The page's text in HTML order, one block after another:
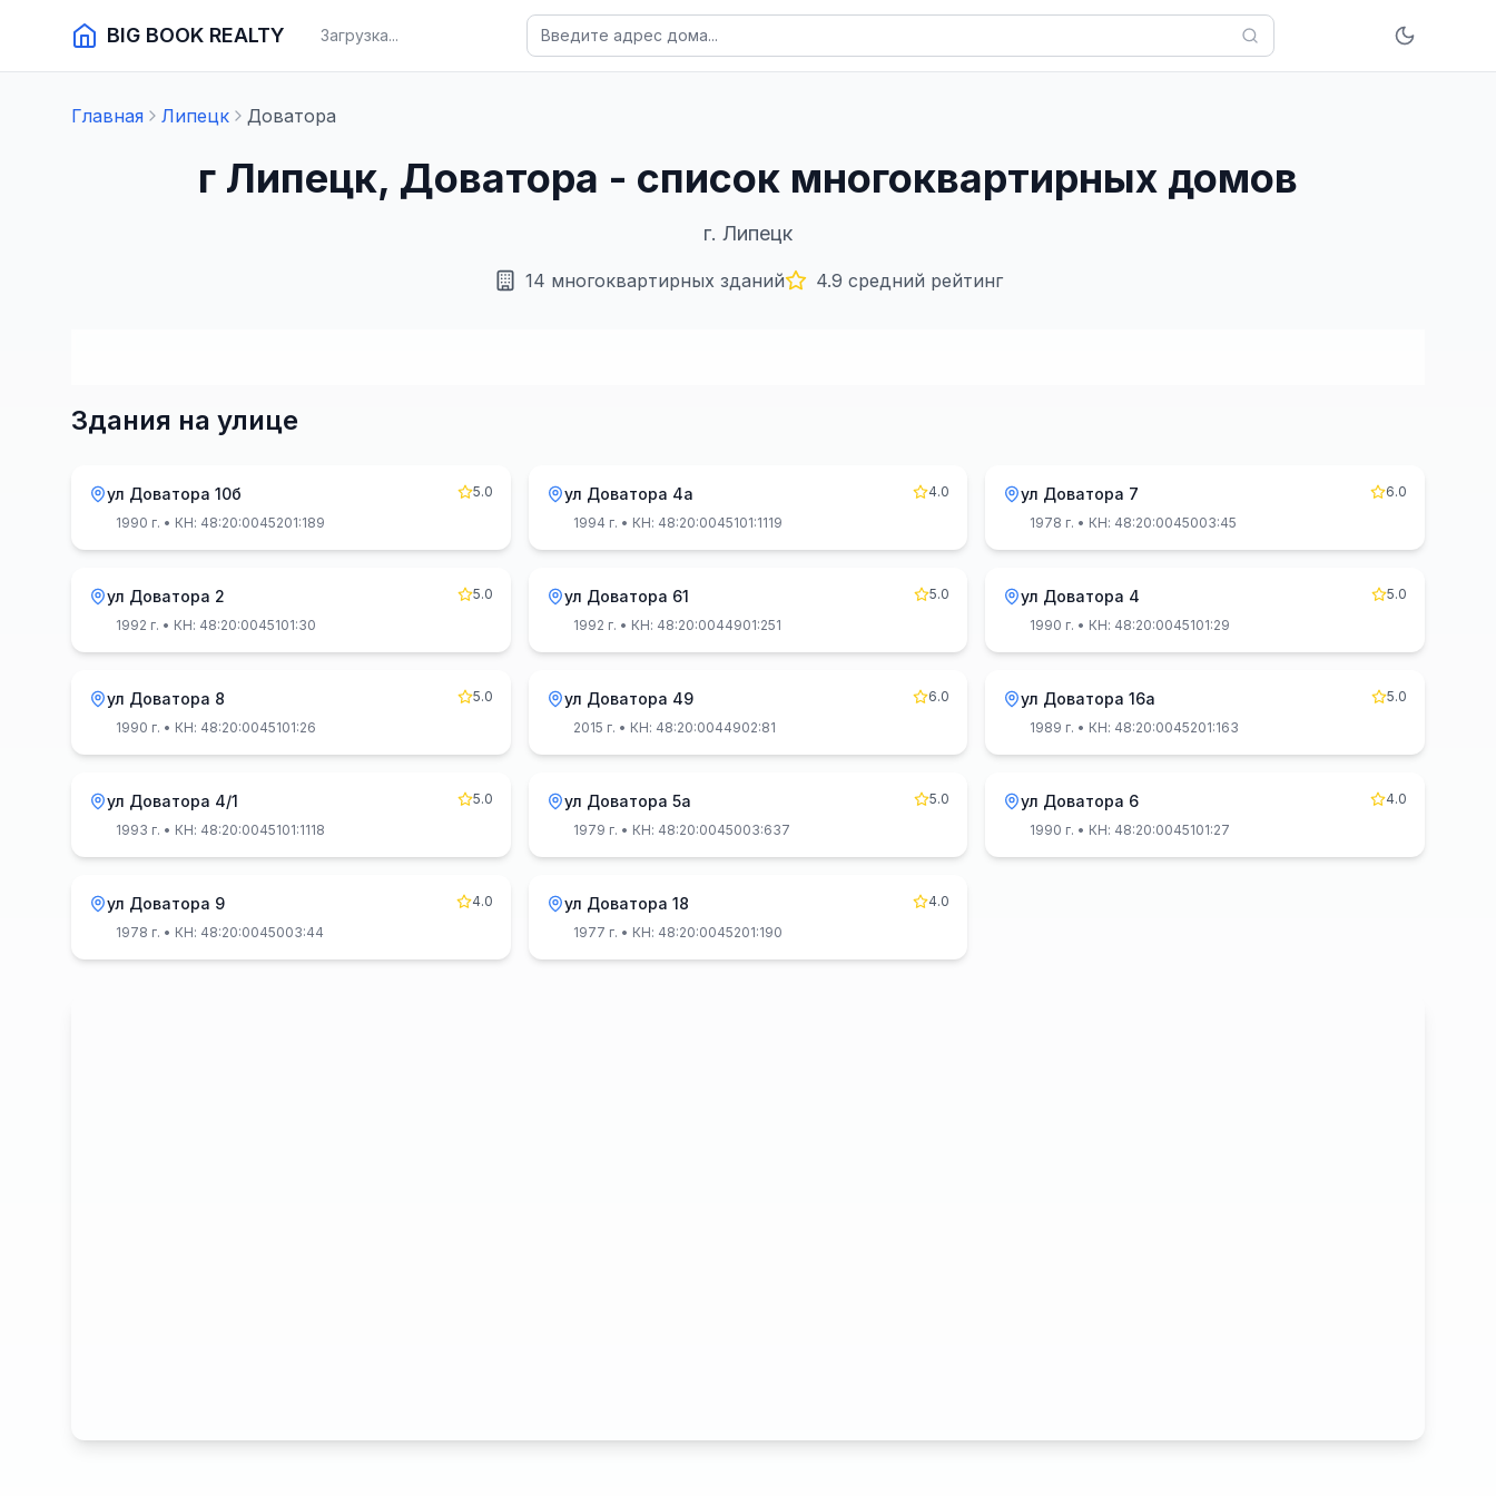
BIG BOOK REALTY Загрузка...
Главная Липецк Доватора
г Липецк, Доватора - список многоквартирных домов
г. Липецк
14 многоквартирных зданий 4.9 средний рейтинг
Здания на улице
ул Доватора 10б
5.0
1990 г. • КН: 48:20:0045201:189
ул Доватора 4а
4.0
1994 г. • КН: 48:20:0045101:1119
ул Доватора 7
6.0
1978 г. • КН: 48:20:0045003:45
ул Доватора 2
5.0
1992 г. • КН: 48:20:0045101:30
ул Доватора 61
5.0
1992 г. • КН: 48:20:0044901:251
ул Доватора 4
5.0
1990 г. • КН: 48:20:0045101:29
ул Доватора 8
5.0
1990 г. • КН: 48:20:0045101:26
ул Доватора 49
6.0
2015 г. • КН: 48:20:0044902:81
ул Доватора 16а
5.0
1989 г. • КН: 48:20:0045201:163
ул Доватора 4/1
5.0
1993 г. • КН: 48:20:0045101:1118
ул Доватора 5а
5.0
1979 г. • КН: 48:20:0045003:637
ул Доватора 6
4.0
1990 г. • КН: 48:20:0045101:27
ул Доватора 9
4.0
1978 г. • КН: 48:20:0045003:44
ул Доватора 18
4.0
1977 г. • КН: 48:20:0045201:190